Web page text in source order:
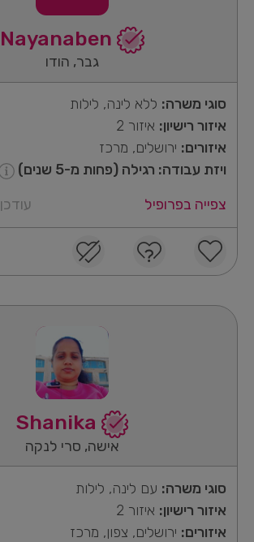
גבר, הודו
סוגי משרה: ללא לינה, לילות
איזור רישיון: איזור 2
איזורים: ירושלים, מרכז
ויזת עבודה: רגילה (פחות מ-5 שנים)
צפייה בפרופיל
עודכן 09.08.2026
אישה, סרי לנקה
סוגי משרה: עם לינה, לילות
איזור רישיון: איזור 2
איזורים: ירושלים, צפון, מרכז